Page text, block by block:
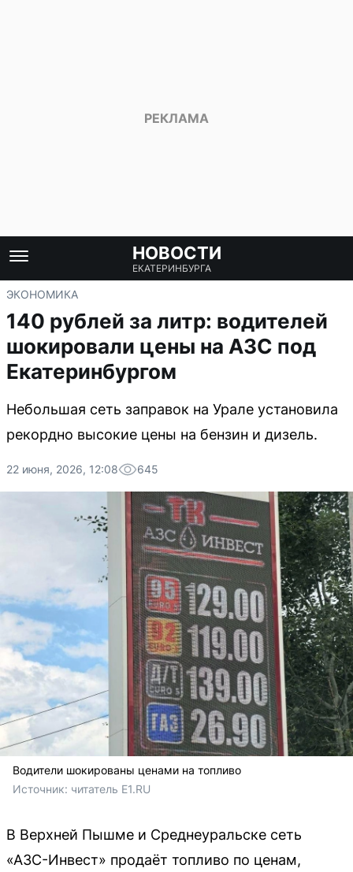
НОВОСТИ
ЕКАТЕРИНБУРГА
ЭКОНОМИКА
140 рублей за литр: водителей
шокировали цены на АЗС под
Екатеринбургом
Небольшая сеть заправок на Урале установила
рекордно высокие цены на бензин и дизель.
22 июня, 2026, 12:08 645
Водители шокированы ценами на топливо
Источник: читатель E1.RU
В Верхней Пышме и Среднеуральске сеть
«АЗС-Инвест» продаёт топливо по ценам,